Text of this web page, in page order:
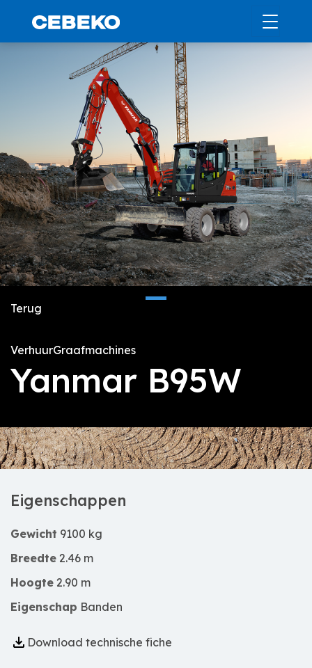
Terug
VerhuurGraafmachines
Yanmar B95W
Eigenschappen
Gewicht 9100 kg
Breedte 2.46 m
Hoogte 2.90 m
Eigenschap Banden
Download technische fiche